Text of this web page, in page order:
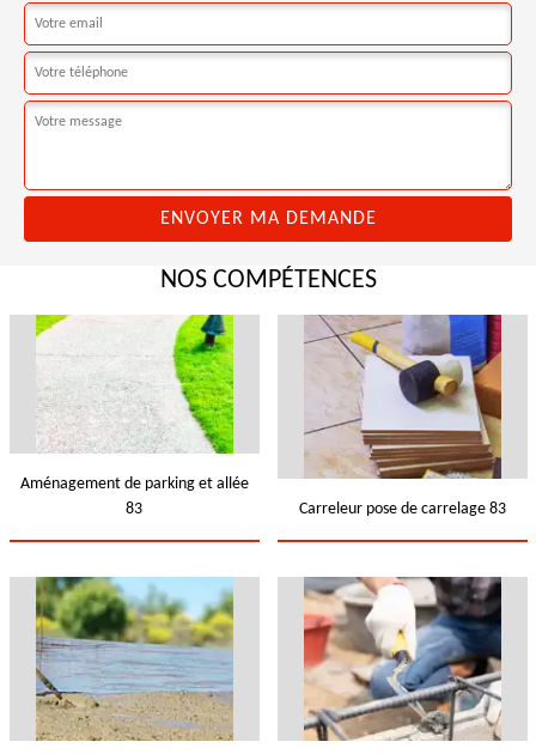
NOS COMPÉTENCES
Aménagement de parking et allée
83
Carreleur pose de carrelage 83